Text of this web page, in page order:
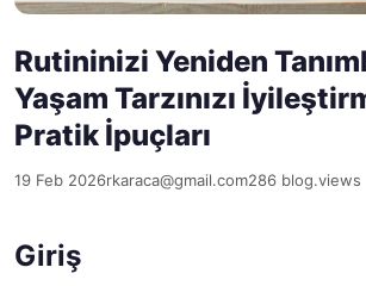
Rutininizi Yeniden
Yaşam Tarzınızı
Pratik İpuçları
19 Feb 2026rkaraca@gmail.com286 blog.views
Giriş